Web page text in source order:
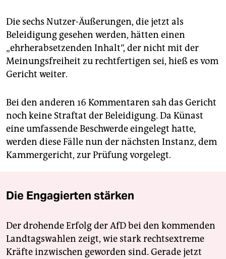
Die sechs Nutzer-Äußerungen, die jetzt als
Beleidigung gesehen werden, hätten einen
„ehrherabsetzenden Inhalt“, der nicht mit der
Meinungsfreiheit zu rechtfertigen sei, hieß es vom
Gericht weiter.
Bei den anderen 16 Kommentaren sah das Gericht
noch keine Straftat der Beleidigung. Da Künast
eine umfassende Beschwerde eingelegt hatte,
werden diese Fälle nun der nächsten Instanz, dem
Kammergericht, zur Prüfung vorgelegt.
Die Engagierten stärken
Der drohende Erfolg der AfD bei den kommenden
Landtagswahlen zeigt, wie stark rechtsextreme
Kräfte inzwischen geworden sind. Gerade jetzt